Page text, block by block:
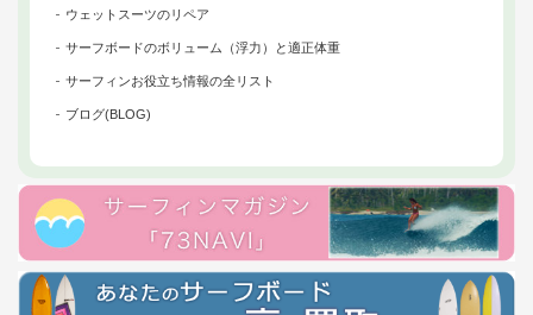
ウェットスーツのリペア
サーフボードのボリューム（浮力）と適正体重
サーフィンお役立ち情報の全リスト
ブログ(BLOG)